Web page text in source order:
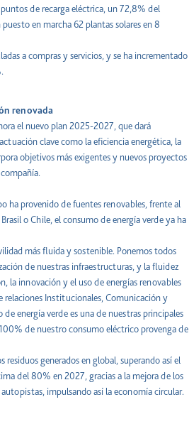
de recarga eléctrica, un 72,8% del
en marcha 62 plantas solares en 8
a compras y servicios, y se ha incrementado
renovada
el nuevo plan 2025-2027, que dará
clave como la eficiencia energética, la
objetivos más exigentes y nuevos proyectos
ha provenido de fuentes renovables, frente al
o Chile, el consumo de energía verde ya ha
más fluida y sostenible. Ponemos todos
de nuestras infraestructuras, y la fluidez
la innovación y el uso de energías renovables
relaciones Institucionales, Comunicación y
energía verde es una de nuestras principales
de nuestro consumo eléctrico provenga de
generados en global, superando así el
del 80% en 2027, gracias a la mejora de los
impulsando así la economía circular.